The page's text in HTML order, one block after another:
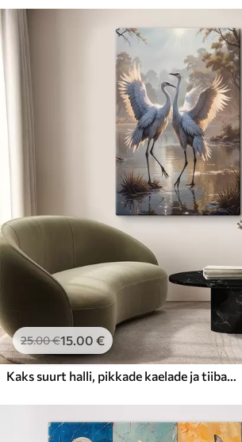
25.00€15.00 €
Kaks suurt halli, pikkade kaelade ja tiibadega kraanat, mis seisavad puudest ümbritsetud udujärves